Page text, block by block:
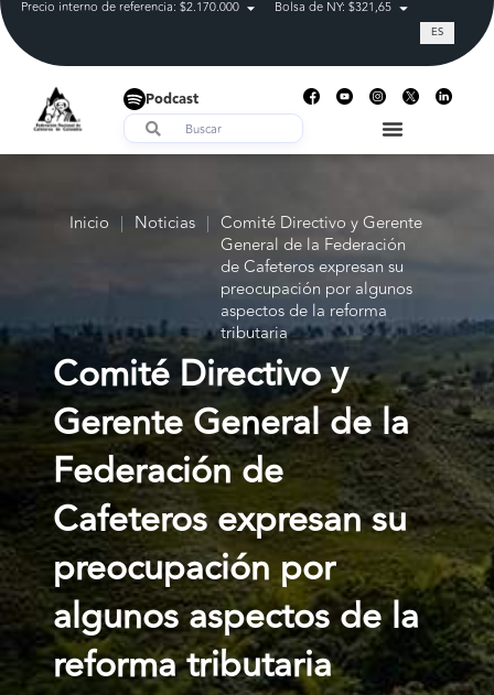
Precio interno de referencia: $2.170.000 Bolsa de NY: $321,65 Tasa de
ES
Podcast
Inicio | Noticias | Comité Directivo y Gerente
General de la Federación
de Cafeteros expresan su
preocupación por algunos
aspectos de la reforma
tributaria
Comité Directivo y
Gerente General de la
Federación de
Cafeteros expresan su
preocupación por
algunos aspectos de la
reforma tributaria